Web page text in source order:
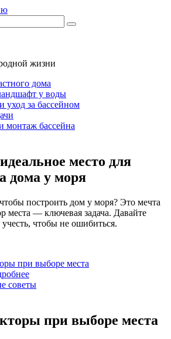
жизни
дома
у воды
уход за бассейном
монтаж бассейна
место для
дома у моря
построить дом у моря? Это мечта
места — ключевая задача. Давайте
учесть, чтобы не ошибиться.
при выборе места
советы
при выборе места